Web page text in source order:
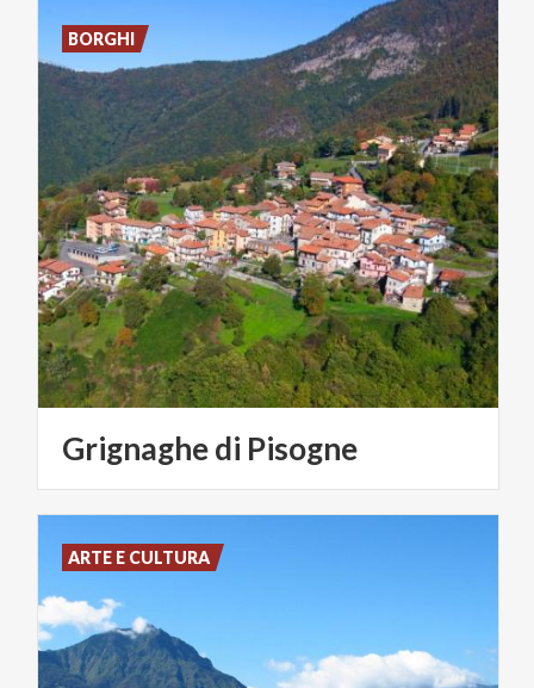
Grignaghedi Pisogne
BORGHI
ARTE E CULTURA